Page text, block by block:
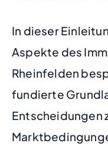
In dieser
Aspekte des
Rheinfelden
fundierte
Entscheidungen